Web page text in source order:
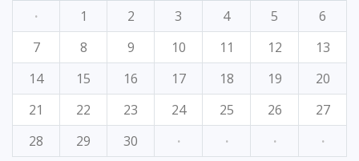
·
1 2 3 4 5
6
7
8 9 10 11 12
13
14
15 16 17 18 19
20
21
22 23 24 25 26
27
28
29 30 · · · ·